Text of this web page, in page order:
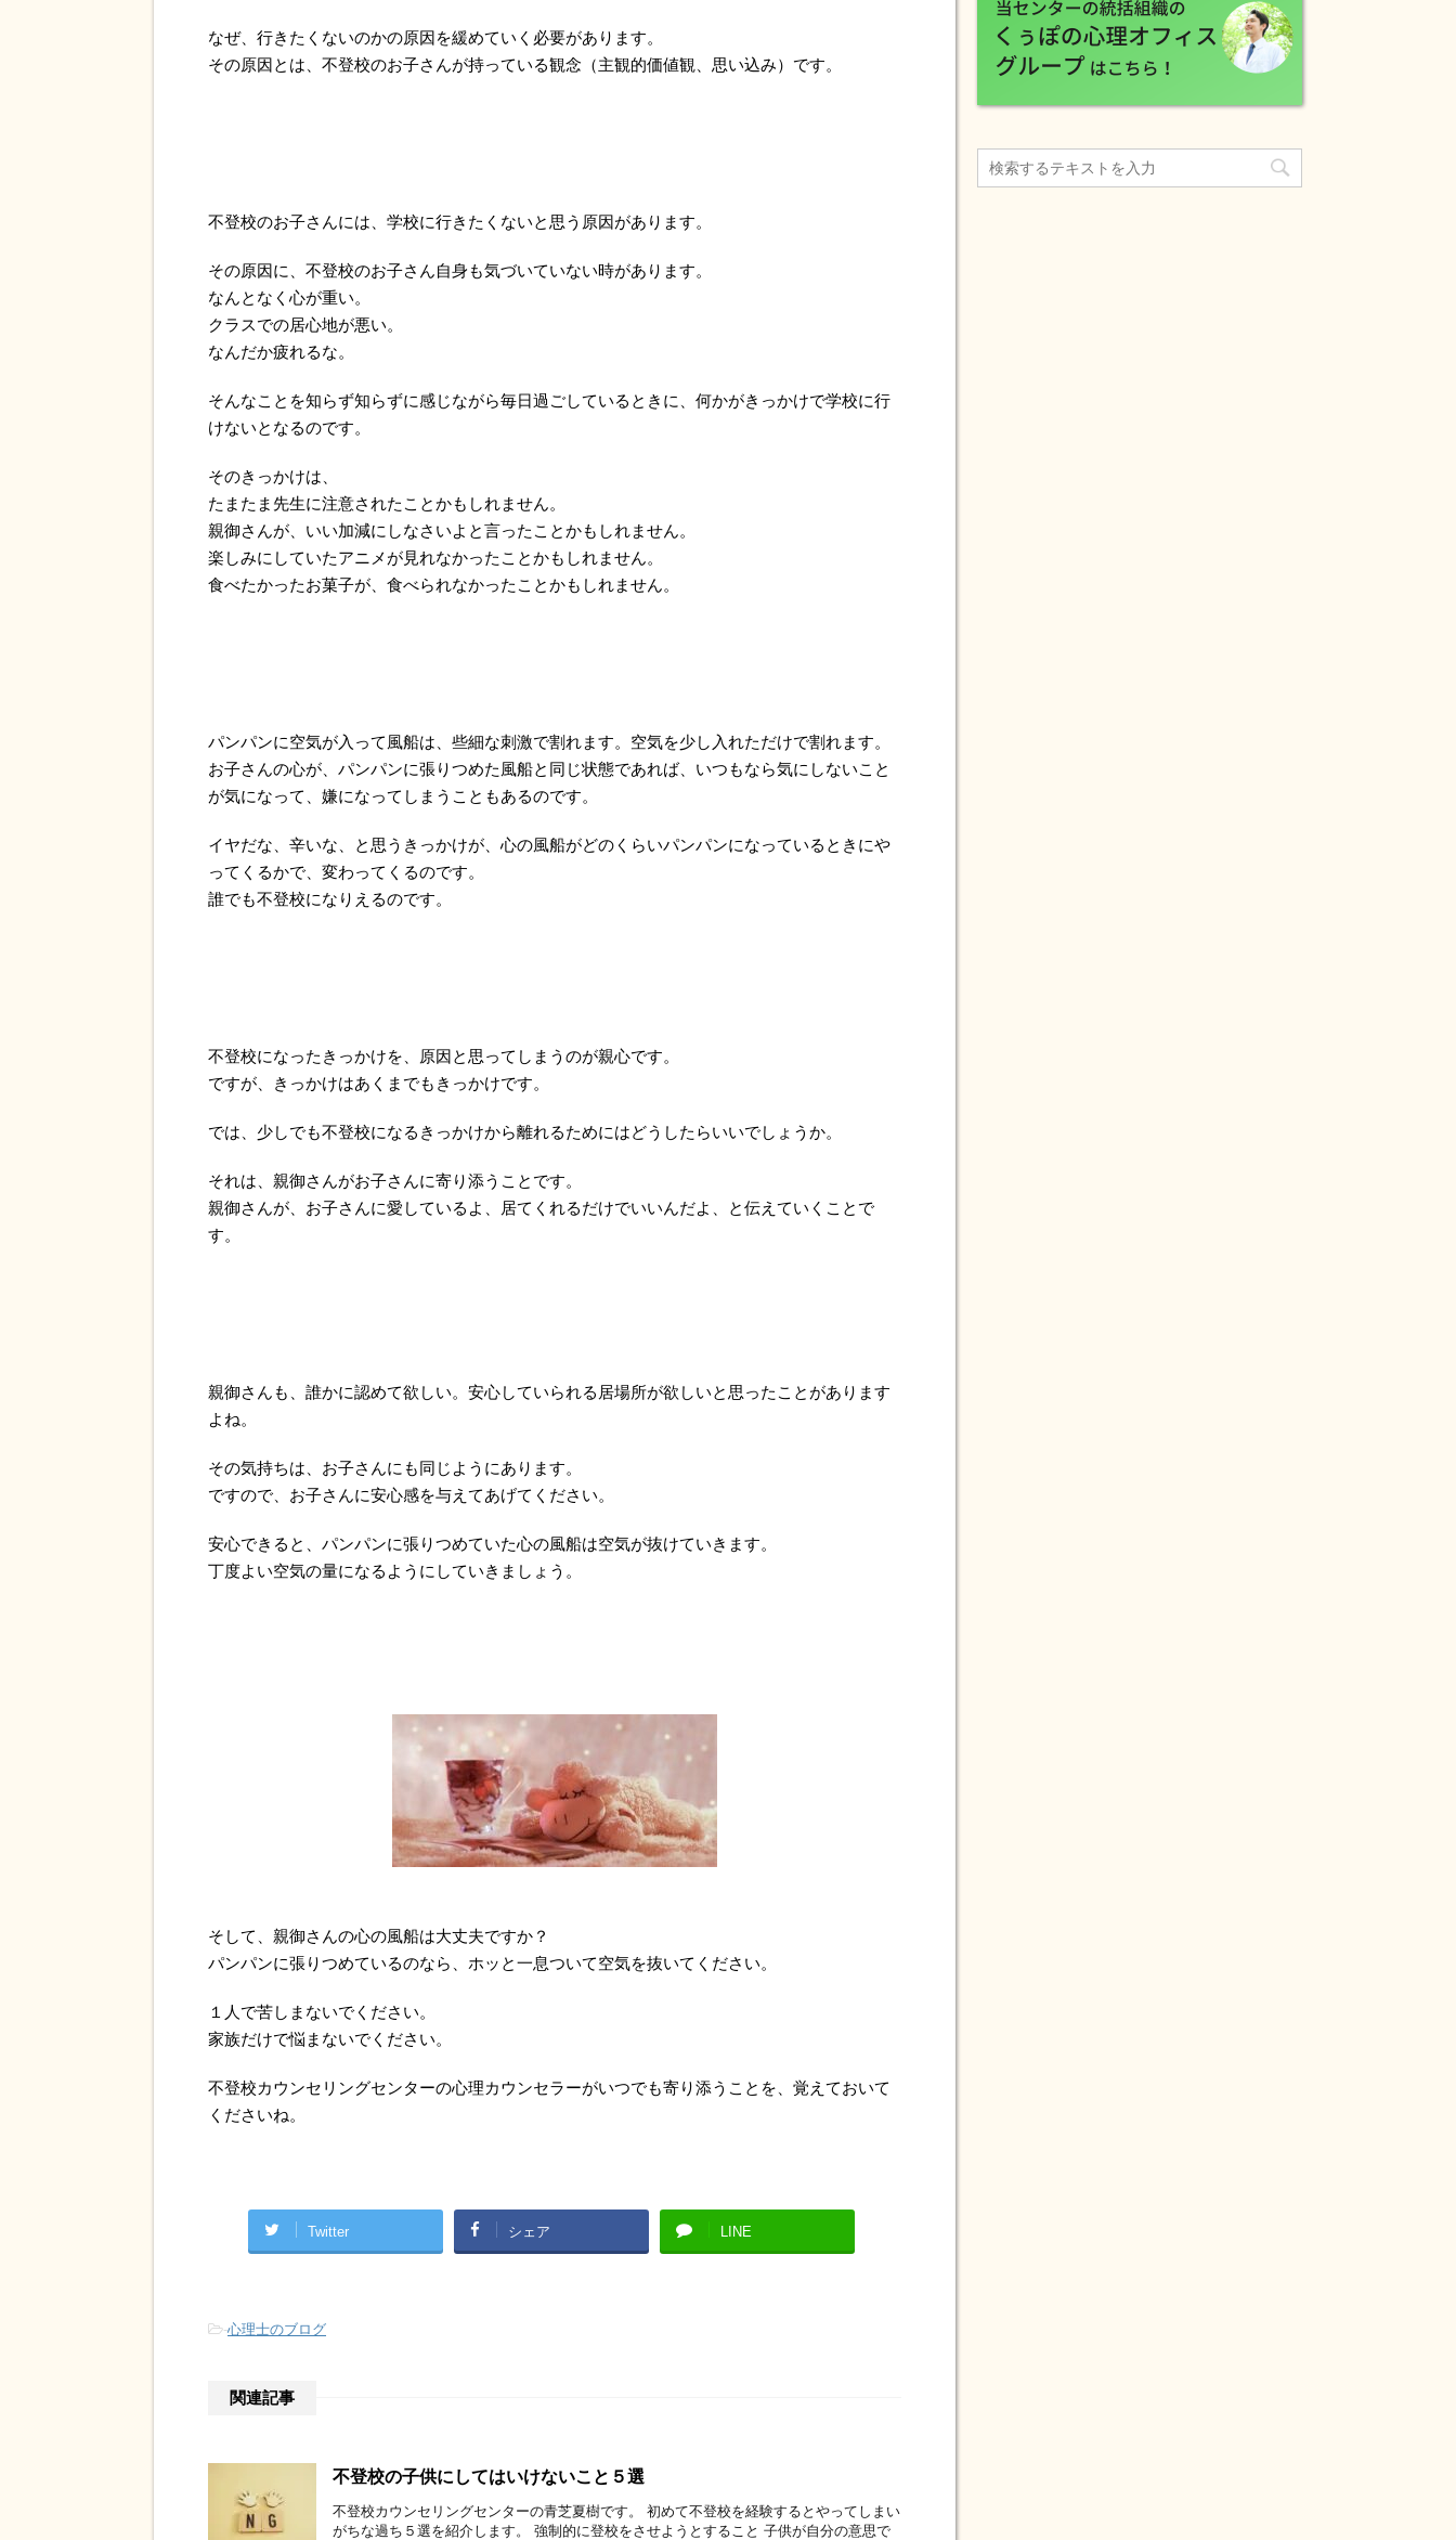
なぜ、行きたくないのかの原因を緩めていく必要があります。
その原因とは、不登校のお子さんが持っている観念（主観的価値観、思い込み）です。
不登校のお子さんには、学校に行きたくないと思う原因があります。
その原因に、不登校のお子さん自身も気づいていない時があります。
なんとなく心が重い。
クラスでの居心地が悪い。
なんだか疲れるな。
そんなことを知らず知らずに感じながら毎日過ごしているときに、何かがきっかけで学校に行
けないとなるのです。
そのきっかけは、
たまたま先生に注意されたことかもしれません。
親御さんが、いい加減にしなさいよと言ったことかもしれません。
楽しみにしていたアニメが見れなかったことかもしれません。
食べたかったお菓子が、食べられなかったことかもしれません。
パンパンに空気が入って風船は、些細な刺激で割れます。空気を少し入れただけで割れます。
お子さんの心が、パンパンに張りつめた風船と同じ状態であれば、いつもなら気にしないこと
が気になって、嫌になってしまうこともあるのです。
イヤだな、辛いな、と思うきっかけが、心の風船がどのくらいパンパンになっているときにや
ってくるかで、変わってくるのです。
誰でも不登校になりえるのです。
不登校になったきっかけを、原因と思ってしまうのが親心です。
ですが、きっかけはあくまでもきっかけです。
では、少しでも不登校になるきっかけから離れるためにはどうしたらいいでしょうか。
それは、親御さんがお子さんに寄り添うことです。
親御さんが、お子さんに愛しているよ、居てくれるだけでいいんだよ、と伝えていくことで
す。
親御さんも、誰かに認めて欲しい。安心していられる居場所が欲しいと思ったことがあります
よね。
その気持ちは、お子さんにも同じようにあります。
ですので、お子さんに安心感を与えてあげてください。
安心できると、パンパンに張りつめていた心の風船は空気が抜けていきます。
丁度よい空気の量になるようにしていきましょう。
そして、親御さんの心の風船は大丈夫ですか？
パンパンに張りつめているのなら、ホッと一息ついて空気を抜いてください。
１人で苦しまないでください。
家族だけで悩まないでください。
不登校カウンセリングセンターの心理カウンセラーがいつでも寄り添うことを、覚えておいて
くださいね。
Twitter シェア LINE
-心理士のブログ
関連記事
不登校の子供にしてはいけないこと５選
不登校カウンセリングセンターの青芝夏樹です。 初めて不登校を経験するとやってしまい
がちな過ち５選を紹介します。 強制的に登校をさせようとすること 子供が自分の意思で